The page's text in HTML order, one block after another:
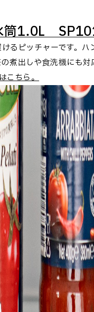
筒1.0L
ピッチャーです。ハ
煮出しや食洗機にも
こちら。